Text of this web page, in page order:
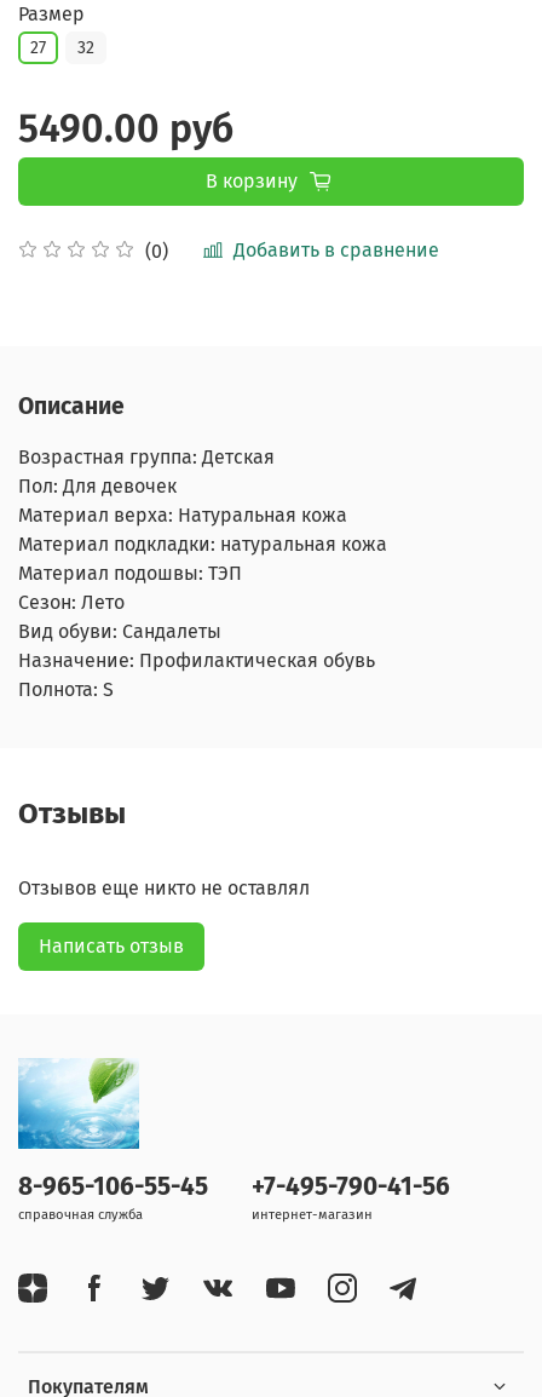
(0) Добавить в сравнение
Размер
27 32
5490.00 руб
В корзину
Описание
Возрастная группа: Детская
Пол: Для девочек
Материал верха: Натуральная кожа
Материал подкладки: натуральная кожа
Материал подошвы: ТЭП
Сезон: Лето
Вид обуви: Сандалеты
Назначение: Профилактическая обувь
Полнота: S
Отзывы
Отзывов еще никто не оставлял
Написать отзыв
Покупателям
8-965-106-55-45
справочная служба
+7-495-790-41-56
интернет-магазин